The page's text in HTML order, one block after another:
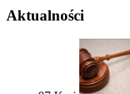
Aktualności